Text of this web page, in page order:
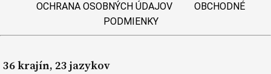
OCHRANA OSOBNÝCH ÚDAJOV
OBCHODNÉ
PODMIENKY
36 krajín, 23 jazykov